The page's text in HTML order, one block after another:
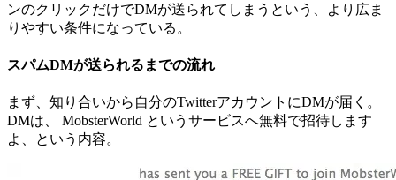
ンのクリックだけでDMが送られてしまうという、より広ま
りやすい条件になっている。
スパムDMが送られるまでの流れ
まず、知り合いから自分のTwitterアカウントにDMが届く。
DMは、 MobsterWorld というサービスへ無料で招待します
よ、という内容。